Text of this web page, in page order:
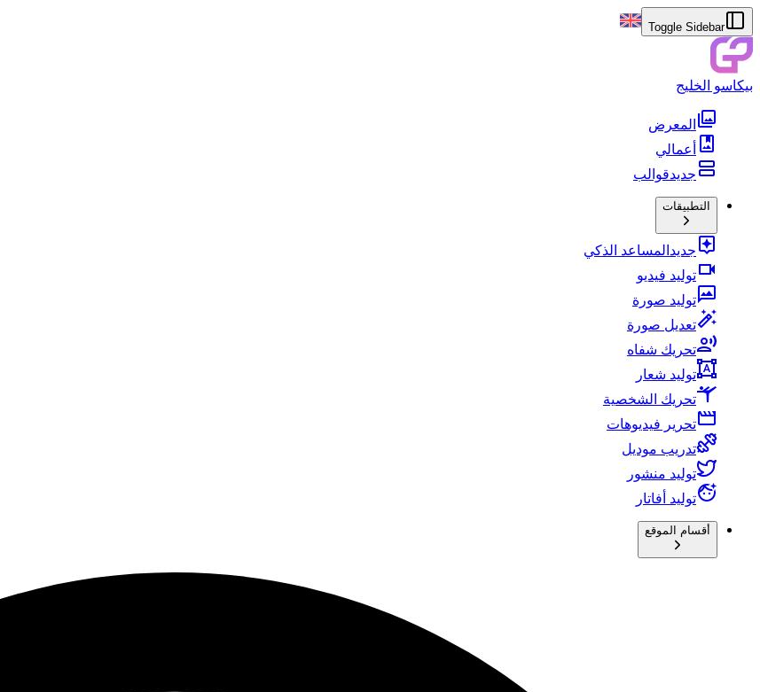
Toggle Sidebar
بيكاسو الخليج
المعرض
أعمالي
جديدقوالب
التطبيقات
جديد المساعد الذكي
توليد فيديو
توليد صورة
تعديل صورة
تحريك شفاه
توليد شعار
تحريك الشخصية
تحرير فيديوهات
تدريب موديل
توليد منشور
توليد أفاتار
أقسام الموقع